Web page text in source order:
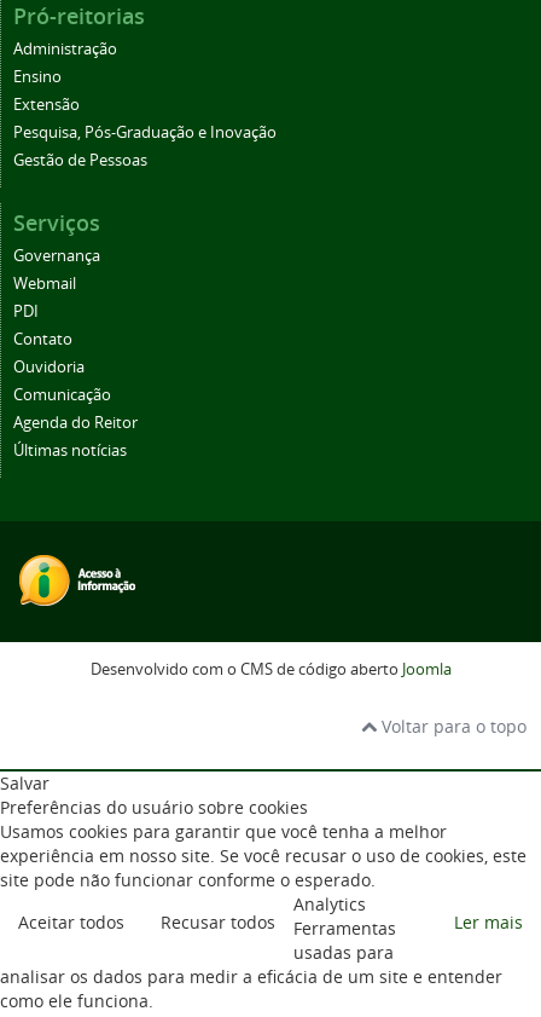
Pró-reitorias
Administração
Ensino
Extensão
Pesquisa, Pós-Graduação e Inovação
Gestão de Pessoas
Serviços
Governança
Webmail
PDI
Contato
Ouvidoria
Comunicação
Agenda do Reitor
Últimas notícias
Desenvolvido com o CMS de código aberto Joomla
Voltar para o topo
Salvar
Preferências do usuário sobre cookies
Usamos cookies para garantir que você tenha a melhor
experiência em nosso site. Se você recusar o uso de cookies, este
site pode não funcionar conforme o esperado.
Aceitar todos
Recusar todos Ler mais
Analytics
Ferramentas
usadas para
analisar os dados para medir a eficácia de um site e entender
como ele funciona.